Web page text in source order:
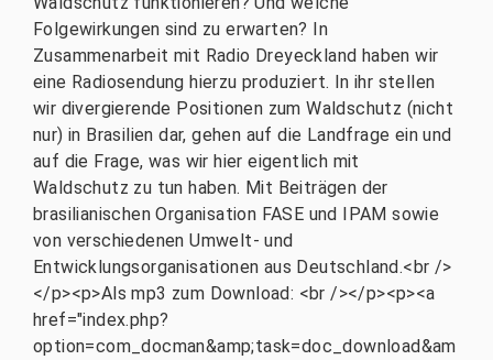
Folgewirkungen sind zu erwarten? In
Zusammenarbeit mit Radio Dreyeckland haben wir
eine Radiosendung hierzu produziert. In ihr stellen
wir divergierende Positionen zum Waldschutz (nicht
nur) in Brasilien dar, gehen auf die Landfrage ein und
auf die Frage, was wir hier eigentlich mit
Waldschutz zu tun haben. Mit Beiträgen der
brasilianischen Organisation FASE und IPAM sowie
von verschiedenen Umwelt- und
Entwicklungsorganisationen aus Deutschland.<br />
</p><p>Als mp3 zum Download: <br /></p><p><a
href="index.php?
option=com_docman&amp;task=doc_download&am